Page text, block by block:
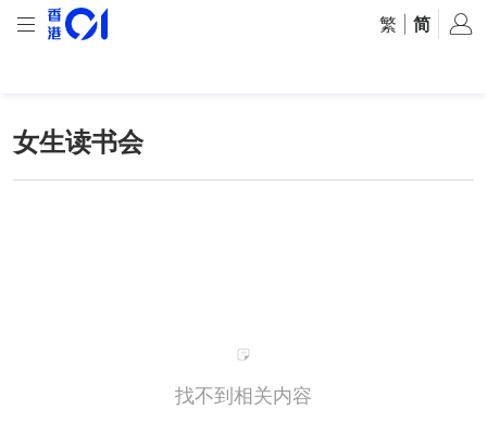
繁 简
女生读书会
找不到相关内容